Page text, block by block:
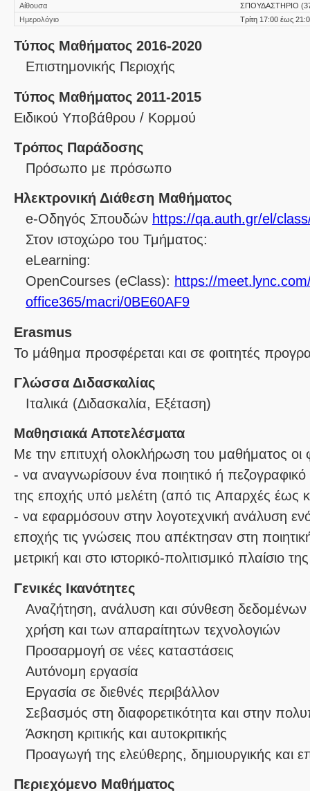
Αίθουσα
ΣΠΟΥΔΑΣΤΗΡΙΟ
Ημερολόγιο
Τρίτη 17:00 έως
Τύπος Μαθήματος 2016-2020
Επιστημονικής Περιοχής
Τύπος Μαθήματος 2011-2015
Ειδικού Υποβάθρου / Κορμού
Τρόπος Παράδοσης
Πρόσωπο με πρόσωπο
Ηλεκτρονική Διάθεση Μαθήματος
e-Οδηγός Σπουδών https://qa.auth.gr/el/
Στον ιστοχώρο του Τμήματος:
eLearning:
OpenCourses (eClass): https://
office365/macri/0BE60AF9
Erasmus
Το μάθημα προσφέρεται και σε φοιτητές
Γλώσσα Διδασκαλίας
Ιταλικά (Διδασκαλία, Εξέταση)
Μαθησιακά Αποτελέσματα
Με την επιτυχή ολοκλήρωση του μαθήματος οι
- να αναγνωρίσουν ένα ποιητικό ή
της εποχής υπό μελέτη (από τις Aπαρχές έως
- να εφαρμόσουν στην λογοτεχνική ανάλυση
εποχής τις γνώσεις που απέκτησαν στη
Γενικές Ικανότητες
Αναζήτηση, ανάλυση και σύνθεση
χρήση και των απαραίτητων τεχνολογιών
Προσαρμογή σε νέες καταστάσεις
Αυτόνομη εργασία
Εργασία σε διεθνές περιβάλλον
Σεβασμός στη διαφορετικότητα και στην
Άσκηση κριτικής και αυτοκριτικής
Προαγωγή της ελεύθερης, δημιουργικής και
Περιεχόμενο Μαθήματος